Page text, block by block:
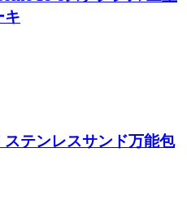
キ
テンレスサンド万能包